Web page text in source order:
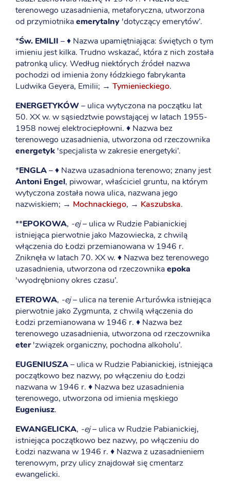
terenowego uzasadnienia, metaforyczna, utworzona
od przymiotnikaemerytalny 'dotyczący emerytów’.
*Św. EMILII – ♦ Nazwa upamiętniająca: świętych o tym
imieniu jest kilka. Trudno wskazać, która z nich została
patronką ulicy. Według niektórych źródeł nazwa
pochodzi od imienia żony łódzkiego fabrykanta
Ludwika Geyera, Emilii; → Tymienieckiego.
ENERGETYKÓW– ulica wytyczona na początku lat
50. XX w. w sąsiedztwie powstającej w latach 1955-
1958 nowej elektrociepłowni. ♦ Nazwa bez
terenowego uzasadnienia, utworzona od rzeczownika
energetyk 'specjalista w zakresie energetyki’.
*ENGLA– ♦ Nazwa uzasadniona terenowo; znany jest
Antoni Engel, piwowar, właściciel gruntu, na którym
wytyczona została nowa ulica, nazwana jego
nazwiskiem; → Mochnackiego, → Kaszubska.
**EPOKOWA, -ej– ulica w Rudzie Pabianickiej
istniejąca pierwotnie jako Mazowiecka, z chwilą
włączenia do Łodzi przemianowana w 1946 r.
Zniknęła w latach 70. XX w. ♦ Nazwa bez terenowego
uzasadnienia, utworzona od rzeczownikaepoka
'wyodrębniony okres czasu’.
ETEROWA, -ej– ulica na terenie Arturówka istniejąca
pierwotnie jako Zygmunta, z chwilą włączenia do
Łodzi przemianowana w 1946 r. ♦ Nazwa bez
terenowego uzasadnienia, utworzona od rzeczownika
eter'związek organiczny, pochodna alkoholu’.
EUGENIUSZA– ulica w Rudzie Pabianickiej, istniejąca
początkowo bez nazwy, po włączeniu do Łodzi
nazwana w 1946 r. ♦ Nazwa bez uzasadnienia
terenowego, utworzona od imienia męskiego
Eugeniusz.
EWANGELICKA, -ej– ulica w Rudzie Pabianickiej,
istniejąca początkowo bez nazwy, po włączeniu do
Łodzi nazwana w 1946 r. ♦ Nazwa z uzasadnieniem
terenowym, przy ulicy znajdował się cmentarz
ewangelicki.